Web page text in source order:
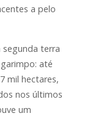
a pelo
terra
até
mil hectares,
nos últimos
um